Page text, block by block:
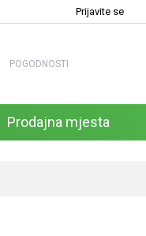
Prijavite se
POGODNOSTI
Prodajna mjesta